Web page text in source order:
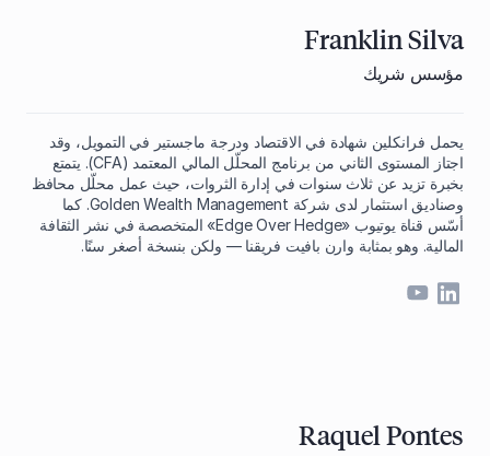
Franklin Silva
مؤسس شريك
يحمل فرانكلين شهادة في الاقتصاد ودرجة ماجستير في التمويل، وقد
اجتاز المستوى الثاني من برنامج المحلّل المالي المعتمد (CFA). يتمتع
بخبرة تزيد عن ثلاث سنوات في إدارة الثروات، حيث عمل محلّل محافظ
وصناديق استثمار لدى شركة Golden Wealth Management. كما
أسّس قناة يوتيوب «Edge Over Hedge» المتخصصة في نشر الثقافة
المالية. وهو بمثابة وارن بافيت فريقنا — ولكن بنسخة أصغر سنًا.
Raquel Pontes